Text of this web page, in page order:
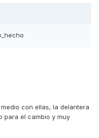
con ellas, la delantera
para el cambio y muy